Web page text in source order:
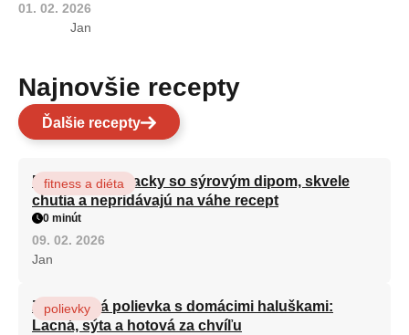
01. 02. 2026
Jan
Najnovšie recepty
Ďalšie recepty
Brokolicové placky so sýrovým dipom, skvele
chutia a nepridávajú na váhe recept
fitness a diéta
0 minút
09. 02. 2026
Jan
Zeleninová polievka s domácimi haluškami:
Lacná, sýta a hotová za chvíľu
polievky